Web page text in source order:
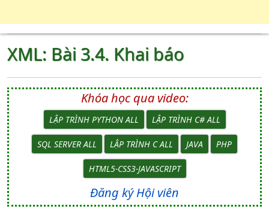
XML: Bài 3.4. Khai báo
Khóa học qua video:
LẬP TRÌNH PYTHON ALL LẬP TRÌNH C# ALL
SQL SERVER ALL LẬP TRÌNH C ALL JAVA PHP
HTML5-CSS3-JAVASCRIPT
Đăng ký Hội viên